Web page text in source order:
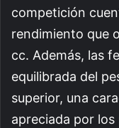
competición
rendimiento que
cc. Además, las
equilibrada del
superior, una
apreciada por